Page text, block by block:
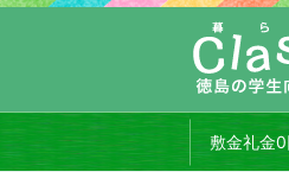
敷金礼金0